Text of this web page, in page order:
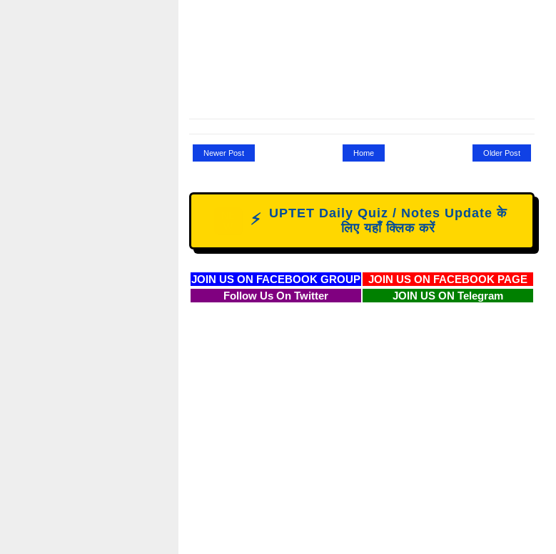
Newer Post Older Post
Home
⚡
UPTET Daily Quiz / Notes Update के
लिए यहाँ क्लिक करें
JOIN US ON FACEBOOK GROUP
JOIN US ON FACEBOOK PAGE
Follow Us On Twitter
JOIN US ON Telegram